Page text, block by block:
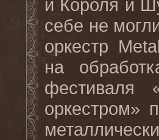
и Короля и
себе не
оркестр
на
фестиваля
оркестром»